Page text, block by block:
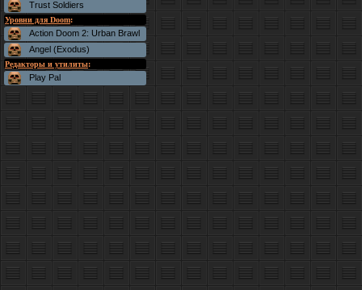
Trust Soldiers
Уровни для Doom:
Action Doom 2: Urban Brawl
Angel (Exodus)
Редакторы и утилиты:
Play Pal